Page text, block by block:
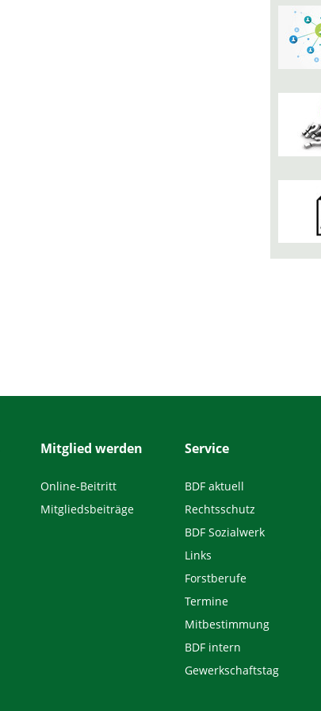
Mitglied werden
Online-Beitritt
Mitgliedsbeiträge
Service
BDF aktuell
Rechtsschutz
BDF Sozialwerk
Links
Forstberufe
Termine
Mitbestimmung
BDF intern
Gewerkschaftstag